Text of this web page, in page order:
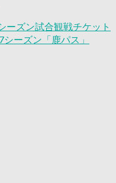
ーズン試合観戦チケット
ーズン「鹿パス」